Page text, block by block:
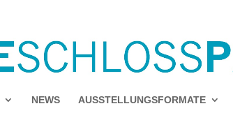
NEWS AUSSTELLUNGSFORMATE